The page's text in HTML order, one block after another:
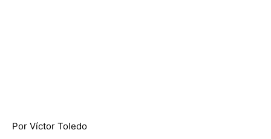
Por Víctor Toledo